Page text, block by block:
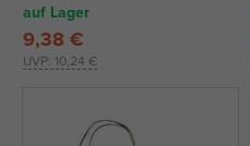
auf Lager
UVP: 10,24 €
9,38 €